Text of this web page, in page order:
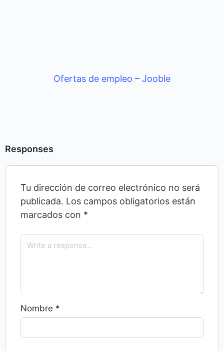
Ofertas de empleo – Jooble
Responses
Tu dirección de correo electrónico no será
publicada. Los campos obligatorios están
marcados con *
Nombre *